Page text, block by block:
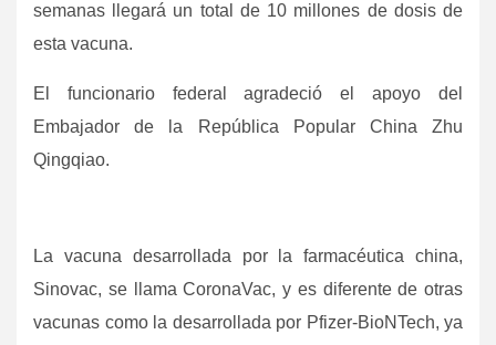
semanas llegará un total de 10 millones de dosis de
esta vacuna.
El funcionario federal agradeció el apoyo del
Embajador de la República Popular China Zhu
Qingqiao.
La vacuna desarrollada por la farmacéutica china,
Sinovac, se llama CoronaVac, y es diferente de otras
vacunas como la desarrollada por Pfizer-BioNTech, ya